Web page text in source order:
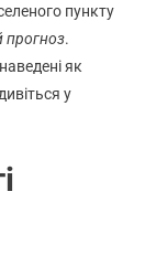
пункту
прогноз.
як
у